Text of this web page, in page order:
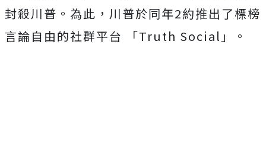
封殺川普。為此，川普於同年2約推出了標榜
言論自由的社群平台 「Truth Social」。